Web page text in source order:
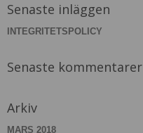
Senaste inläggen
INTEGRITETSPOLICY
Senaste kommentarer
Arkiv
MARS 2018